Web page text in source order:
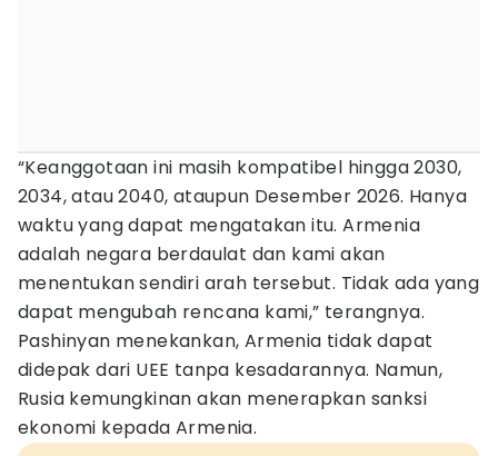
“Keanggotaan ini masih kompatibel hingga 2030,
2034, atau 2040, ataupun Desember 2026. Hanya
waktu yang dapat mengatakan itu. Armenia
adalah negara berdaulat dan kami akan
menentukan sendiri arah tersebut. Tidak ada yang
dapat mengubah rencana kami,” terangnya.
Pashinyan menekankan, Armenia tidak dapat
didepak dari UEE tanpa kesadarannya. Namun,
Rusia kemungkinan akan menerapkan sanksi
ekonomi kepada Armenia.